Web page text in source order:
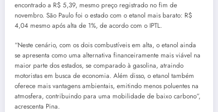
encontrado a R$ 5,39, mesmo preço registrado no fim de
novembro. São Paulo foi o estado com o etanol mais barato: R$
4,04 mesmo após alta de 1%, de acordo com o IPTL.
“Neste cenário, com os dois combustíveis em alta, o etanol ainda
se apresenta como uma alternativa financeiramente mais viável na
maior parte dos estados, se comparado à gasolina, atraindo
motoristas em busca de economia. Além disso, o etanol também
oferece mais vantagens ambientais, emitindo menos poluentes na
atmosfera, contribuindo para uma mobilidade de baixo carbono”,
acrescenta Pina.